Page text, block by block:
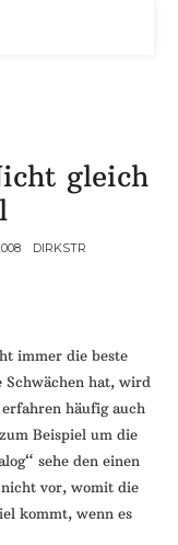
gleich
DIRKSTR
immer die beste
Schwächen hat, wird
häufig auch
Beispiel um die
sehe den einen
vor, womit die
kommt, wenn es